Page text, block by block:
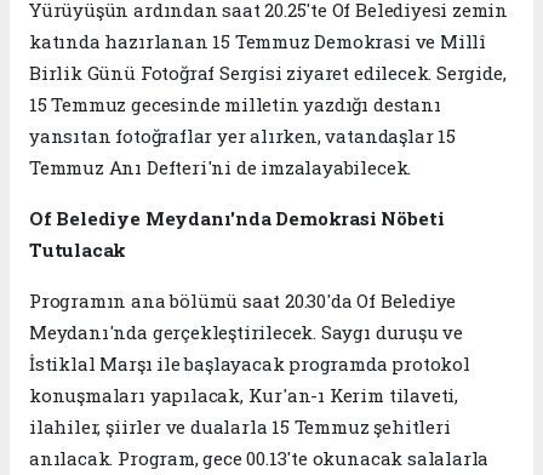
Yürüyüşün ardından saat 20.25'te Of Belediyesi zemin
katında hazırlanan 15 Temmuz Demokrasi ve Millî
Birlik Günü Fotoğraf Sergisi ziyaret edilecek. Sergide,
15 Temmuz gecesinde milletin yazdığı destanı
yansıtan fotoğraflar yer alırken, vatandaşlar 15
Temmuz Anı Defteri'ni de imzalayabilecek.
Of Belediye Meydanı'nda Demokrasi Nöbeti
Tutulacak
Programın ana bölümü saat 20.30'da Of Belediye
Meydanı'nda gerçekleştirilecek. Saygı duruşu ve
İstiklal Marşı ile başlayacak programda protokol
konuşmaları yapılacak, Kur'an-ı Kerim tilaveti,
ilahiler, şiirler ve dualarla 15 Temmuz şehitleri
anılacak. Program, gece 00.13'te okunacak salalarla